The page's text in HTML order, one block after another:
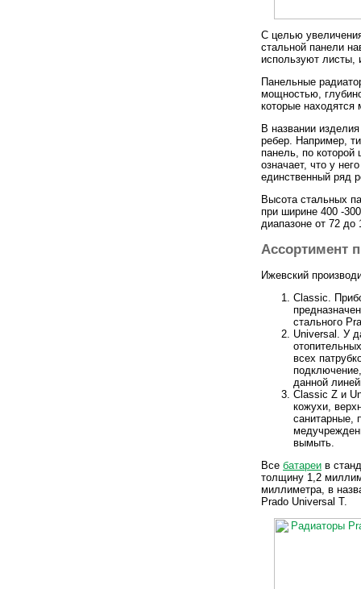
С целью
стальной панели
используют
Панельные
мощностью,
которые
В названии
ребер. Например,
панель, по которой
означает, что у
единственный ряд
Высота стальных
при ширине 400 -
диапазоне от 72
Ассортимент
Ижевский
Classic.
стального
Universal. У
всех
данной
Classic Z и
кожухи,
санитарные,
вымыть.
Все батареи в
толщину 1,2
миллиметра, в
Prado Universal Т.